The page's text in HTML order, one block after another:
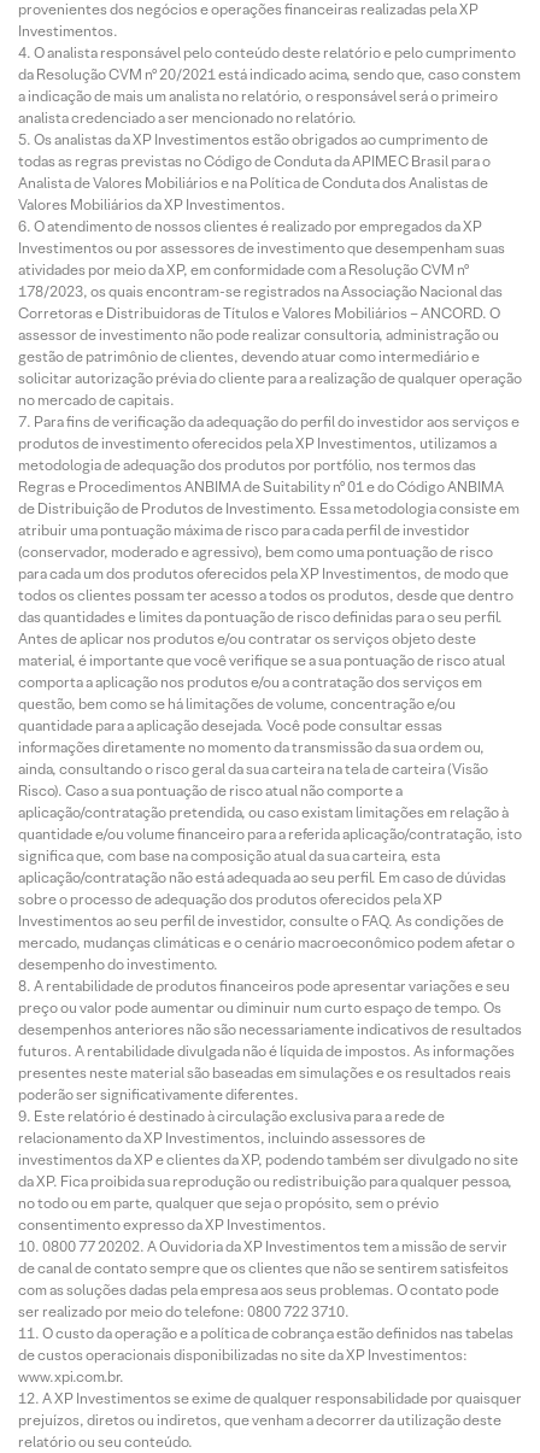
provenientes dos negócios e operações financeiras realizadas pela XP
Investimentos.
O analista responsável pelo conteúdo deste relatório e pelo cumprimento
da Resolução CVM nº 20/2021 está indicado acima, sendo que, caso constem
a indicação de mais um analista no relatório, o responsável será o primeiro
analista credenciado a ser mencionado no relatório.
Os analistas da XP Investimentos estão obrigados ao cumprimento de
todas as regras previstas no Código de Conduta da APIMEC Brasil para o
Analista de Valores Mobiliários e na Política de Conduta dos Analistas de
Valores Mobiliários da XP Investimentos.
O atendimento de nossos clientes é realizado por empregados da XP
Investimentos ou por assessores de investimento que desempenham suas
atividades por meio da XP, em conformidade com a Resolução CVM nº
178/2023, os quais encontram-se registrados na Associação Nacional das
Corretoras e Distribuidoras de Títulos e Valores Mobiliários – ANCORD. O
assessor de investimento não pode realizar consultoria, administração ou
gestão de patrimônio de clientes, devendo atuar como intermediário e
solicitar autorização prévia do cliente para a realização de qualquer operação
no mercado de capitais.
Para fins de verificação da adequação do perfil do investidor aos serviços e
produtos de investimento oferecidos pela XP Investimentos, utilizamos a
metodologia de adequação dos produtos por portfólio, nos termos das
Regras e Procedimentos ANBIMA de Suitability nº 01 e do Código ANBIMA
de Distribuição de Produtos de Investimento. Essa metodologia consiste em
atribuir uma pontuação máxima de risco para cada perfil de investidor
(conservador, moderado e agressivo), bem como uma pontuação de risco
para cada um dos produtos oferecidos pela XP Investimentos, de modo que
todos os clientes possam ter acesso a todos os produtos, desde que dentro
das quantidades e limites da pontuação de risco definidas para o seu perfil.
Antes de aplicar nos produtos e/ou contratar os serviços objeto deste
material, é importante que você verifique se a sua pontuação de risco atual
comporta a aplicação nos produtos e/ou a contratação dos serviços em
questão, bem como se há limitações de volume, concentração e/ou
quantidade para a aplicação desejada. Você pode consultar essas
informações diretamente no momento da transmissão da sua ordem ou,
ainda, consultando o risco geral da sua carteira na tela de carteira (Visão
Risco). Caso a sua pontuação de risco atual não comporte a
aplicação/contratação pretendida, ou caso existam limitações em relação à
quantidade e/ou volume financeiro para a referida aplicação/contratação, isto
significa que, com base na composição atual da sua carteira, esta
aplicação/contratação não está adequada ao seu perfil. Em caso de dúvidas
sobre o processo de adequação dos produtos oferecidos pela XP
Investimentos ao seu perfil de investidor, consulte o FAQ. As condições de
mercado, mudanças climáticas e o cenário macroeconômico podem afetar o
desempenho do investimento.
A rentabilidade de produtos financeiros pode apresentar variações e seu
preço ou valor pode aumentar ou diminuir num curto espaço de tempo. Os
desempenhos anteriores não são necessariamente indicativos de resultados
futuros. A rentabilidade divulgada não é líquida de impostos. As informações
presentes neste material são baseadas em simulações e os resultados reais
poderão ser significativamente diferentes.
Este relatório é destinado à circulação exclusiva para a rede de
relacionamento da XP Investimentos, incluindo assessores de
investimentos da XP e clientes da XP, podendo também ser divulgado no site
da XP. Fica proibida sua reprodução ou redistribuição para qualquer pessoa,
no todo ou em parte, qualquer que seja o propósito, sem o prévio
consentimento expresso da XP Investimentos.
0800 77 20202. A Ouvidoria da XP Investimentos tem a missão de servir
de canal de contato sempre que os clientes que não se sentirem satisfeitos
com as soluções dadas pela empresa aos seus problemas. O contato pode
ser realizado por meio do telefone: 0800 722 3710.
O custo da operação e a política de cobrança estão definidos nas tabelas
de custos operacionais disponibilizadas no site da XP Investimentos:
www.xpi.com.br.
A XP Investimentos se exime de qualquer responsabilidade por quaisquer
prejuízos, diretos ou indiretos, que venham a decorrer da utilização deste
relatório ou seu conteúdo.